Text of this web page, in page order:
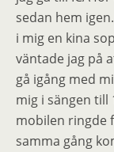
sedan hem
i mig en kina
väntade jag på
gå igång med
mig i sängen till
mobilen ringde
samma gång